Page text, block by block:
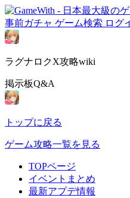
事前ガチャ ゲーム検索 ログ
ラグナロクX攻略wiki
掲示板Q&A
トップに戻る
ゲーム攻略一覧を見る
TOPページ
イベントまとめ
最新アプデ情報